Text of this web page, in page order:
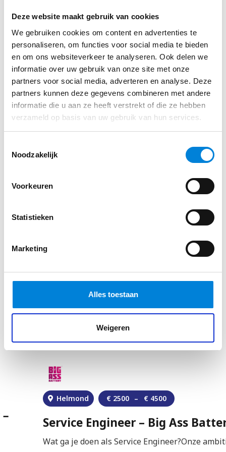
Deze website maakt gebruik van cookies
We gebruiken cookies om content en advertenties te
personaliseren, om functies voor social media te bieden
en om ons websiteverkeer te analyseren. Ook delen we
informatie over uw gebruik van onze site met onze
partners voor social media, adverteren en analyse. Deze
partners kunnen deze gegevens combineren met andere
informatie die u aan ze heeft verstrekt of die ze hebben
verzameld op basis van uw gebruik van hun services.
Noodzakelijk
Voorkeuren
Statistieken
Marketing
Alles toestaan
Weigeren
Interesse in deze vacature?
👉Solliciteer hier direct zonder cv of
motivatiebrief. Jouw sollicitatie wordt doorgezet
naar Elektro Technisch Buro Nabuurs
Vul je gegevens in via ons sollicitatie formulier
Solliciteren
Toch niet helemaal wat je in
gedachten had?
Wellicht dat deze vacatures wat beter bij je
Helmond €2500 – €4500
Service Engineer – Big Ass Battery
Wat ga je doen als Service Engineer?Onze ambities